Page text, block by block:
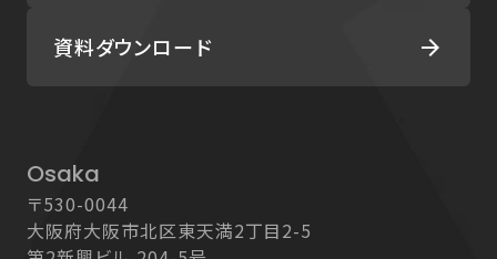
資料ダウンロード arrow_forward
Osaka
〒530-0044
大阪府大阪市北区東天満2丁目2-5